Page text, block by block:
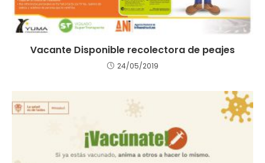
Vacante Disponible recolectora de peajes
24/05/2019